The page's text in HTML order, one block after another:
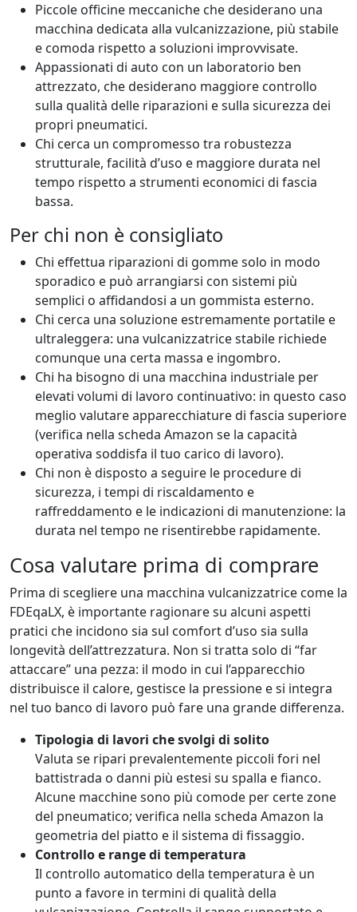
Piccole officine meccaniche che desiderano una
macchina dedicata alla vulcanizzazione, più stabile
e comoda rispetto a soluzioni improvvisate.
Appassionati di auto con un laboratorio ben
attrezzato, che desiderano maggiore controllo
sulla qualità delle riparazioni e sulla sicurezza dei
propri pneumatici.
Chi cerca un compromesso tra robustezza
strutturale, facilità d’uso e maggiore durata nel
tempo rispetto a strumenti economici di fascia
bassa.
Per chi non è consigliato
Chi effettua riparazioni di gomme solo in modo
sporadico e può arrangiarsi con sistemi più
semplici o affidandosi a un gommista esterno.
Chi cerca una soluzione estremamente portatile e
ultraleggera: una vulcanizzatrice stabile richiede
comunque una certa massa e ingombro.
Chi ha bisogno di una macchina industriale per
elevati volumi di lavoro continuativo: in questo caso
meglio valutare apparecchiature di fascia superiore
(verifica nella scheda Amazon se la capacità
operativa soddisfa il tuo carico di lavoro).
Chi non è disposto a seguire le procedure di
sicurezza, i tempi di riscaldamento e
raffreddamento e le indicazioni di manutenzione: la
durata nel tempo ne risentirebbe rapidamente.
Cosa valutare prima di comprare
Prima di scegliere una macchina vulcanizzatrice come la
FDEqaLX, è importante ragionare su alcuni aspetti
pratici che incidono sia sul comfort d’uso sia sulla
longevità dell’attrezzatura. Non si tratta solo di “far
attaccare” una pezza: il modo in cui l’apparecchio
distribuisce il calore, gestisce la pressione e si integra
nel tuo banco di lavoro può fare una grande differenza.
Tipologia di lavori che svolgi di solito
Valuta se ripari prevalentemente piccoli fori nel
battistrada o danni più estesi su spalla e fianco.
Alcune macchine sono più comode per certe zone
del pneumatico; verifica nella scheda Amazon la
geometria del piatto e il sistema di fissaggio.
Controllo e range di temperatura
Il controllo automatico della temperatura è un
punto a favore in termini di qualità della